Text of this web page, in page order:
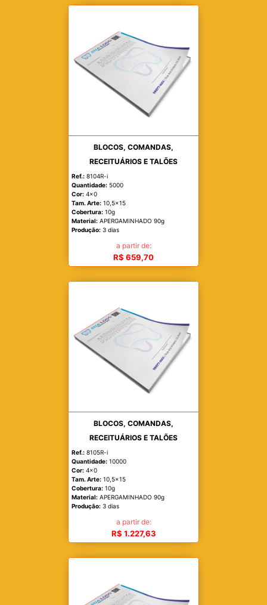
BLOCOS, COMANDAS,
RECEITUÁRIOS E TALÕES
Ref.: 8104R-i
Quantidade: 5000
Cor: 4x0
Tam. Arte: 10,5x15
Cobertura: 10g
Material: APERGAMINHADO 90g
Produção: 3 dias
a partir de:
R$ 659,70
BLOCOS, COMANDAS,
RECEITUÁRIOS E TALÕES
Ref.: 8105R-i
Quantidade: 10000
Cor: 4x0
Tam. Arte: 10,5x15
Cobertura: 10g
Material: APERGAMINHADO 90g
Produção: 3 dias
a partir de:
R$ 1.227,63